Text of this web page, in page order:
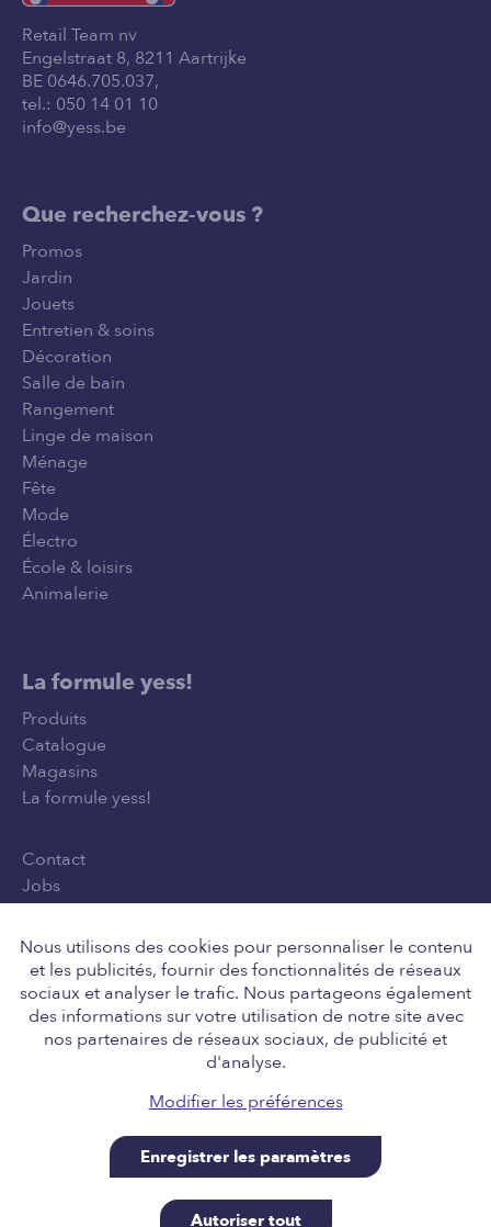
Nous utilisons des cookies pour personnaliser le contenu
et les publicités, fournir des fonctionnalités de réseaux
sociaux et analyser le trafic. Nous partageons également
des informations sur votre utilisation de notre site avec
nos partenaires de réseaux sociaux, de publicité et
d'analyse.
Modifier les préférences
Enregistrer les paramètres
Autoriser tout
Retail Team nv
Engelstraat 8, 8211 Aartrijke
BE 0646.705.037,
tel.: 050 14 01 10
info@yess.be
Que recherchez-vous ?
Promos
Jardin
Jouets
Entretien & soins
Décoration
Salle de bain
Rangement
Linge de maison
Ménage
Fête
Mode
Électro
École & loisirs
Animalerie
La formule yess!
Produits
Catalogue
Magasins
La formule yess!
Contact
Jobs
Conditions générales d'utilisation
Suivez-nous
Retail Team nv, Engelstraat 8, 8211 Aartrijke BE
0646.705.037, tel 050 14 01 10, info@yess.be. A site